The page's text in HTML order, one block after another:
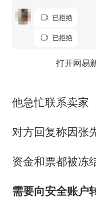
打开网易
他急忙联系卖家
对方回复称因张
资金和票都被冻
需要向安全账户